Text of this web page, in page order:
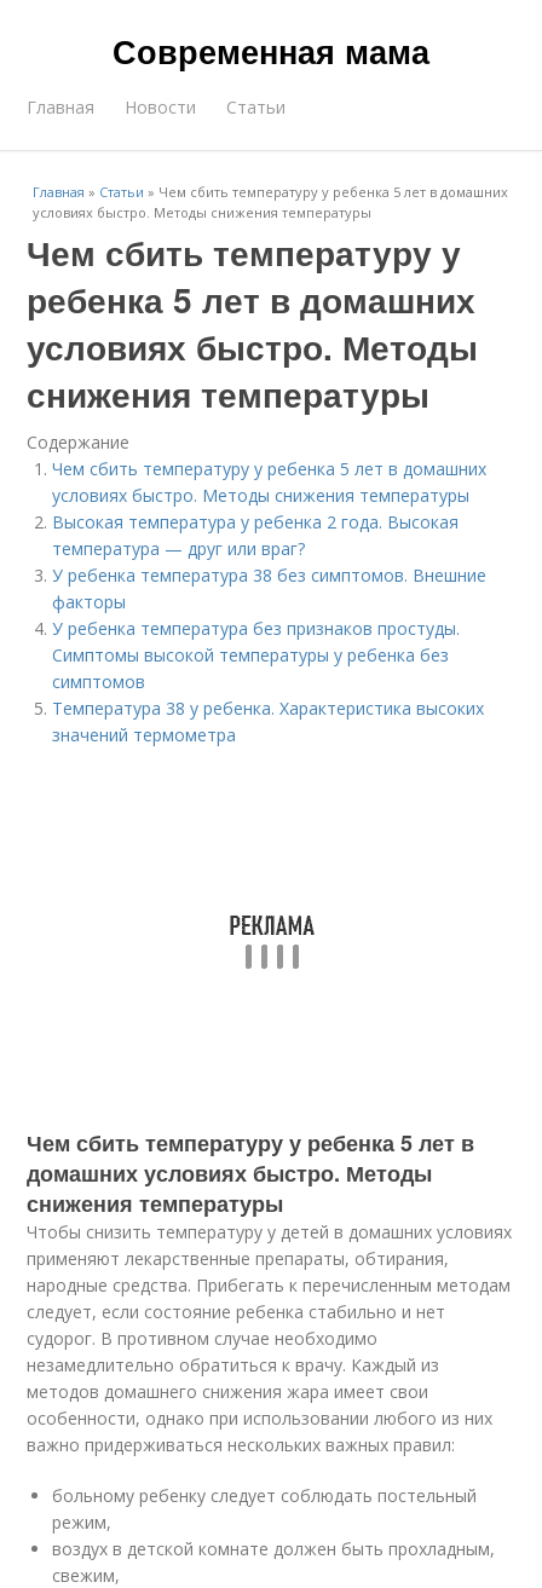
Современная мама
Главная Новости Статьи
Главная » Статьи » Чем сбить температуру у ребенка 5 лет в домашних
условиях быстро. Методы снижения температуры
Чем сбить температуру у
ребенка 5 лет в домашних
условиях быстро. Методы
снижения температуры
Содержание
Чем сбить температуру у ребенка 5 лет в домашних
условиях быстро. Методы снижения температуры
Высокая температура у ребенка 2 года. Высокая
температура — друг или враг?
У ребенка температура 38 без симптомов. Внешние
факторы
У ребенка температура без признаков простуды.
Симптомы высокой температуры у ребенка без
симптомов
Температура 38 у ребенка. Характеристика высоких
значений термометра
Чем сбить температуру у ребенка 5 лет в
домашних условиях быстро. Методы
снижения температуры
Чтобы снизить температуру у детей в домашних условиях
применяют лекарственные препараты, обтирания,
народные средства. Прибегать к перечисленным методам
следует, если состояние ребенка стабильно и нет
судорог. В противном случае необходимо
незамедлительно обратиться к врачу. Каждый из
методов домашнего снижения жара имеет свои
особенности, однако при использовании любого из них
важно придерживаться нескольких важных правил:
больному ребенку следует соблюдать постельный
режим,
воздух в детской комнате должен быть прохладным,
свежим,